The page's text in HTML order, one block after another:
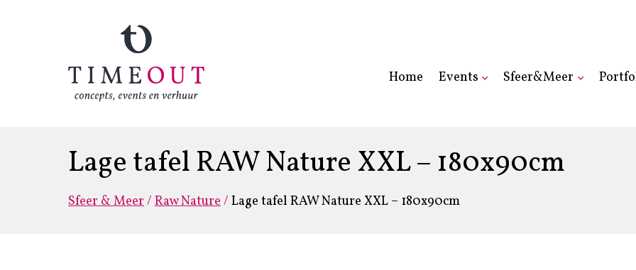
Home Events Sfeer&Meer
Lage tafel RAW Nature XXL – 180x90cm
Sfeer & Meer/ Raw Nature/ Lage tafel RAW Nature XXL – 180x90cm